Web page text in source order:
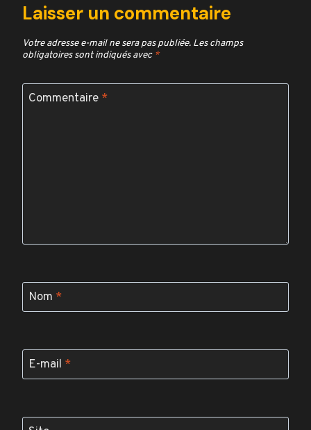
Laisser un commentaire
Votre adresse e-mail ne sera pas publiée. Les champs
obligatoires sont indiqués avec *
Commentaire *
Nom *
E-mail *